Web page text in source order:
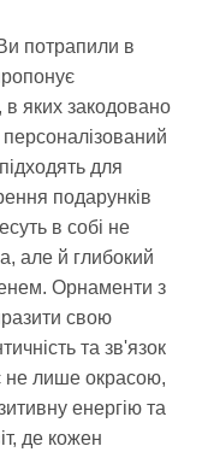
потрапили в
в яких закодовано
для
подарунків
в собі не
але й глибокий
Орнаменти з
свою
та зв'язок
не лише окрасою,
енергію та
де кожен